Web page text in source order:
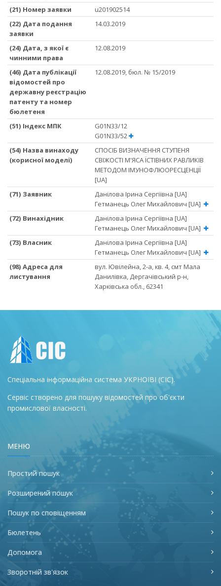
(21) Номер заявки
u201902514
(22) Дата подання
заявки
14.03.2019
(24) Дата, з якої є
чинними права
12.08.2019
(46) Дата публікації
відомостей про
державну реєстрацію
патенту та номер
бюлетеня
12.08.2019, бюл. № 15/2019
(51) Iндекс МПК
G01N33/12
G01N33/52
(54) Назва винаходу
(корисної моделі)
СПОСІБ ВИЗНАЧЕННЯ СТУПЕНЯ
СВІЖОСТІ М'ЯСА ЇСТІВНИХ РАВЛИКІВ
МЕТОДОМ ІМУНОФЛЮОРЕСЦЕНЦІЇ
[UA]
(71) Заявник
Данілова Ірина Сергіївна [UA]
Гетманець Олег Михайлович [UA]
(72) Винахідник
Данілова Ірина Сергіївна [UA]
Гетманець Олег Михайлович [UA]
(73) Власник
Данілова Ірина Сергіївна [UA]
Гетманець Олег Михайлович [UA]
(98) Адреса для
листування
вул. Ювілейна, 2-а, кв. 4, смт Мала
Данилівка, Дергачівський р-н,
Харківська обл., 62341
Спеціальна інформаційна система УКРНОІВІ (СІС).
Сервіс створено для пошуку відомостей про об'єкти
промислової власності.
МЕНЮ
Простий пошук
Розширений пошук
Пошук по сповіщенням
Бюлетень
Допомога
Зворотній зв'язок